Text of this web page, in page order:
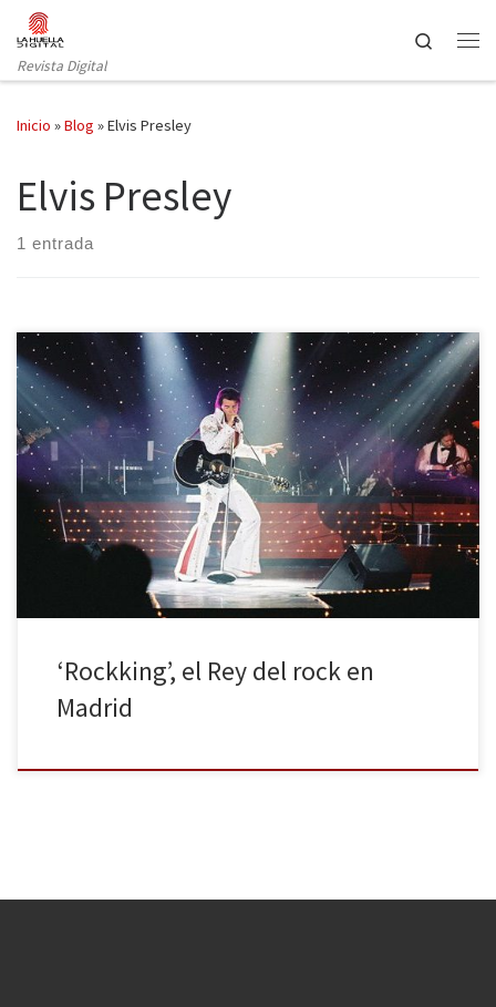
Saltar al contenido
Revista Digital
Search
Inicio »Blog »Elvis Presley
Elvis Presley
1 entrada
Elvis murió cuando yo no había cumplido tres años. Mi familia me
recuerda bailando frenéticamente frente al televisor durante la
emisión de alguna de sus películas. El viernes pasado me
sorprendí a mí mismo algo nervioso a la puerta del teatro para ver
a un imitador del Rey, probablemente el mejor […]
‘Rockking’, el Rey del rock en
Madrid